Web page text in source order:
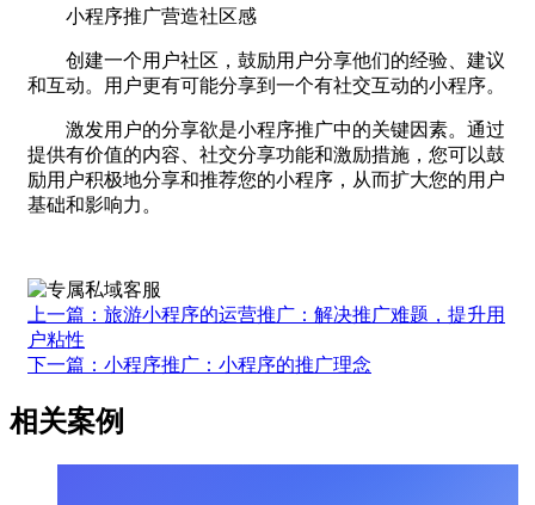
小程序推广营造社区感
创建一个用户社区，鼓励用户分享他们的经验、建议
和互动。用户更有可能分享到一个有社交互动的小程序。
激发用户的分享欲是小程序推广中的关键因素。通过
提供有价值的内容、社交分享功能和激励措施，您可以鼓
励用户积极地分享和推荐您的小程序，从而扩大您的用户
基础和影响力。
上一篇：旅游小程序的运营推广：解决推广难题，提升用
户粘性
下一篇：小程序推广：小程序的推广理念
相关案例